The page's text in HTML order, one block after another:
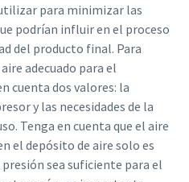
para minimizar las
podrían influir en el proceso
del producto final. Para
adecuado para el
cuenta dos valores: la
y las necesidades de la
Tenga en cuenta que el aire
el depósito de aire solo es
sea suficiente para el